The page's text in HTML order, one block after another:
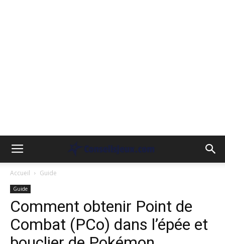
Accueil Guide
Guide
Comment obtenir Point de
Combat (PCo) dans l’épée et